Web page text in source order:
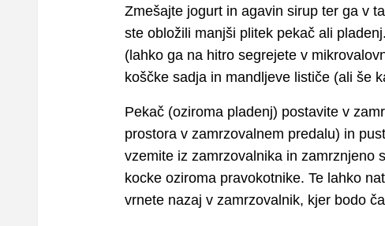
Zmešajte jogurt in agavin sirup ter ga v
ste obložili manjši plitek pekač ali
(lahko ga na hitro segrejete v
koščke sadja in mandljeve lističe (ali še
Pekač (oziroma pladenj) postavite v
prostora v zamrzovalnem predalu) in
vzemite iz zamrzovalnika in zamrznjeno
kocke oziroma pravokotnike. Te lahko
vrnete nazaj v zamrzovalnik, kjer bodo